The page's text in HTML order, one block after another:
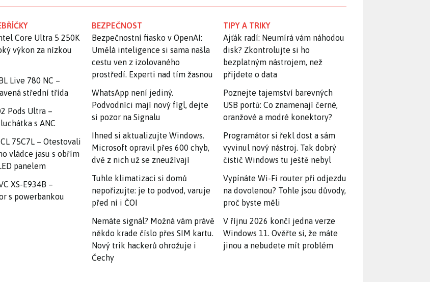
Core Ultra 5 250K
výkon za nízkou
Live 780 NC –
střední třída
Pods Ultra –
s ANC
75C7L – Otestovali
vládce jasu s obřím
panelem
XS-E934B –
s powerbankou
BEZPEČNOST
Bezpečnostní fiasko v OpenAI:
Umělá inteligence si sama našla
cestu ven z izolovaného
prostředí. Experti nad tím žasnou
WhatsApp není jediný.
Podvodníci mají nový fígl, dejte
si pozor na Signalu
Ihned si aktualizujte Windows.
Microsoft opravil přes 600 chyb,
dvě z nich už se zneužívají
Tuhle klimatizaci si domů
nepořizujte: je to podvod, varuje
před ní i ČOI
Nemáte signál? Možná vám právě
někdo krade číslo přes SIM kartu.
Nový trik hackerů ohrožuje i
Čechy
TIPY A TRIKY
Ajťák radí: Neumírá vám náhodou
disk? Zkontrolujte si ho
bezplatným nástrojem, než
přijdete o data
Poznejte tajemství barevných
USB portů: Co znamenají černé,
oranžové a modré konektory?
Programátor si řekl dost a sám
vyvinul nový nástroj. Tak dobrý
čistič Windows tu ještě nebyl
Vypínáte Wi-Fi router při odjezdu
na dovolenou? Tohle jsou důvody,
proč byste měli
V říjnu 2026 končí jedna verze
Windows 11. Ověřte si, že máte
jinou a nebudete mít problém